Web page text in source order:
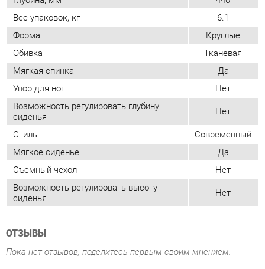
Упор для ног
Нет
Возможность регулировать глубину
сиденья
Нет
Стиль
Современный
Мягкое сиденье
Да
Съемный чехол
Нет
Возможность регулировать высоту
сиденья
Нет
ОТЗЫВЫ
Пока нет отзывов, поделитесь первым своим мнением.
ДОБАВИТЬ ОТЗЫВ